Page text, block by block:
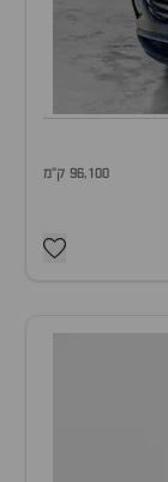
96,100 ק"מ